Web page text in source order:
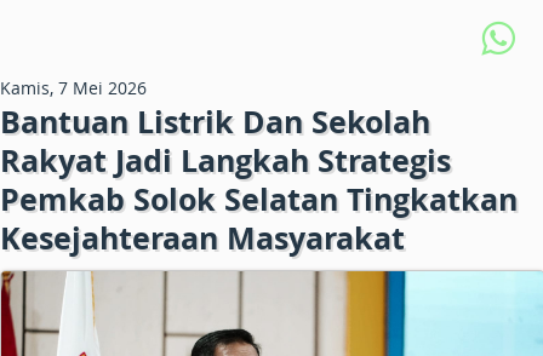
Kamis, 7 Mei 2026
Bantuan Listrik Dan Sekolah
Rakyat Jadi Langkah Strategis
Pemkab Solok Selatan Tingkatkan
Kesejahteraan Masyarakat